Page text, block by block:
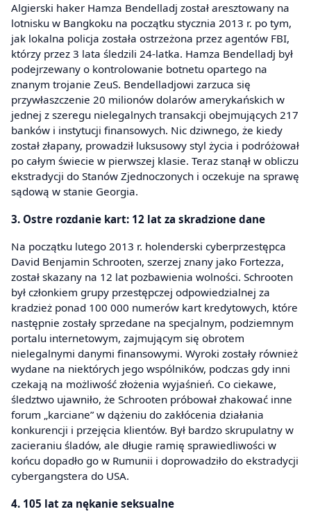
Algierski haker Hamza Bendelladj został aresztowany na
lotnisku w Bangkoku na początku stycznia 2013 r. po tym,
jak lokalna policja została ostrzeżona przez agentów FBI,
którzy przez 3 lata śledzili 24-latka. Hamza Bendelladj był
podejrzewany o kontrolowanie botnetu opartego na
znanym trojanie ZeuS. Bendelladjowi zarzuca się
przywłaszczenie 20 milionów dolarów amerykańskich w
jednej z szeregu nielegalnych transakcji obejmujących 217
banków i instytucji finansowych. Nic dziwnego, że kiedy
został złapany, prowadził luksusowy styl życia i podróżował
po całym świecie w pierwszej klasie. Teraz stanął w obliczu
ekstradycji do Stanów Zjednoczonych i oczekuje na sprawę
sądową w stanie Georgia.
3. Ostre rozdanie kart: 12 lat za skradzione dane
Na początku lutego 2013 r. holenderski cyberprzestępca
David Benjamin Schrooten, szerzej znany jako Fortezza,
został skazany na 12 lat pozbawienia wolności. Schrooten
był członkiem grupy przestępczej odpowiedzialnej za
kradzież ponad 100 000 numerów kart kredytowych, które
następnie zostały sprzedane na specjalnym, podziemnym
portalu internetowym, zajmującym się obrotem
nielegalnymi danymi finansowymi. Wyroki zostały również
wydane na niektórych jego wspólników, podczas gdy inni
czekają na możliwość złożenia wyjaśnień. Co ciekawe,
śledztwo ujawniło, że Schrooten próbował zhakować inne
forum „karciane” w dążeniu do zakłócenia działania
konkurencji i przejęcia klientów. Był bardzo skrupulatny w
zacieraniu śladów, ale długie ramię sprawiedliwości w
końcu dopadło go w Rumunii i doprowadziło do ekstradycji
cybergangstera do USA.
4. 105 lat za nękanie seksualne